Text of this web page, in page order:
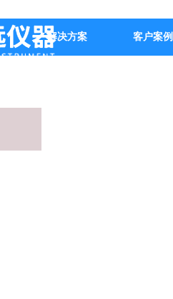
解决方案 客户案例